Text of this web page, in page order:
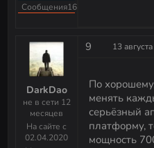
Сообщения16
DarkDao
не в сети 12
месяцев
На сайте с
02.04.2020
9 13
По
менять
серьёзный
платформу,
мощность